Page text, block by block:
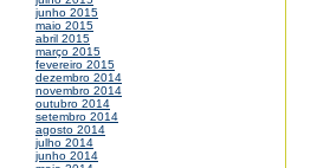
junho 2015
maio 2015
abril 2015
março 2015
fevereiro 2015
dezembro 2014
novembro 2014
outubro 2014
setembro 2014
agosto 2014
julho 2014
junho 2014